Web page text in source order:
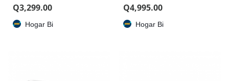
220V
Q3,299.00
Hogar Bi
programable.
Q4,995.00
Hogar Bi